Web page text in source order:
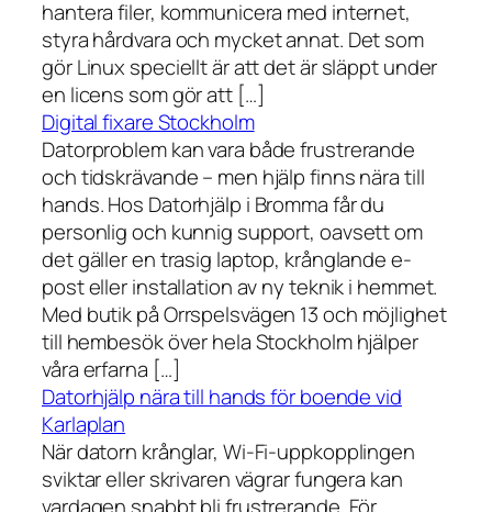
hantera filer, kommunicera med internet,
styra hårdvara och mycket annat. Det som
gör Linux speciellt är att det är släppt under
en licens som gör att […]
Digital fixare Stockholm
Datorproblem kan vara både frustrerande
och tidskrävande – men hjälp finns nära till
hands. Hos Datorhjälp i Bromma får du
personlig och kunnig support, oavsett om
det gäller en trasig laptop, krånglande e-
post eller installation av ny teknik i hemmet.
Med butik på Orrspelsvägen 13 och möjlighet
till hembesök över hela Stockholm hjälper
våra erfarna […]
Datorhjälp nära till hands för boende vid
Karlaplan
När datorn krånglar, Wi-Fi-uppkopplingen
sviktar eller skrivaren vägrar fungera kan